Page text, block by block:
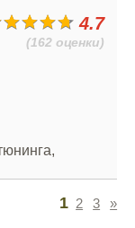
4.7
(162 оценки)
1 2 3 »